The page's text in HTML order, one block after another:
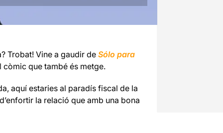
Trobat! Vine a gaudir de Sólo para
còmic que també és metge.
aquí estaries al paradís fiscal de la
la relació que amb una bona